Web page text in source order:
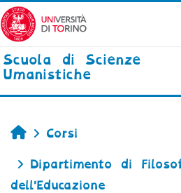
Vai al contenuto principale
Scuola di Scienze
Umanistiche
Home
Corsi
Dipartimento di
dell'Educazione